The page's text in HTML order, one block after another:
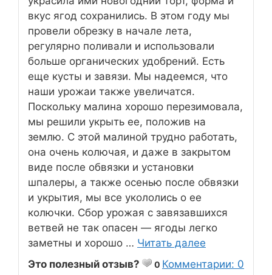
вкус ягод сохранились. В этом году мы
провели обрезку в начале лета,
регулярно поливали и использовали
больше органических удобрений. Есть
еще кусты и завязи. Мы надеемся, что
наши урожаи также увеличатся.
Поскольку малина хорошо перезимовала,
мы решили укрыть ее, положив на
землю. С этой малиной трудно работать,
она очень колючая, и даже в закрытом
виде после обвязки и установки
шпалеры, а также осенью после обвязки
и укрытия, мы все укололись о ее
колючки. Сбор урожая с завязавшихся
ветвей не так опасен — ягоды легко
заметны и хорошо … Читать далее
Это полезный отзыв?
0 Комментарии: 0